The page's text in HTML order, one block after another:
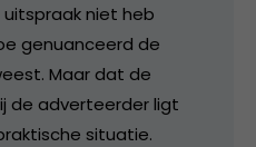
niet heb
genuanceerd de
Maar dat de
de adverteerder ligt
situatie.